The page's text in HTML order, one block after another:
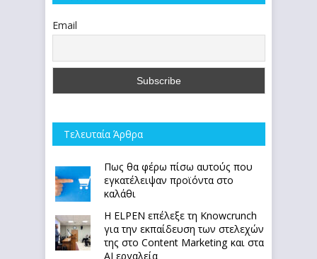
Email
Τελευταία Άρθρα
Πως θα φέρω πίσω αυτούς που
εγκατέλειψαν προϊόντα στο
καλάθι
Η ELPEN επέλεξε τη Knowcrunch
για την εκπαίδευση των στελεχών
της στο Content Marketing και στα
AI εργαλεία